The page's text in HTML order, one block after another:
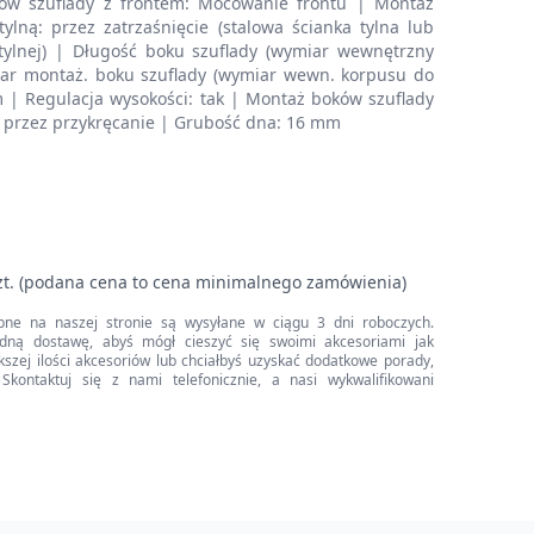
przez zatrzaśnięcie (stalowa ścianka tylna lub
| Długość boku szuflady (wymiar wewnętrzny
montaż. boku szuflady (wymiar wewn. korpusu do
| Regulacja wysokości: tak | Montaż boków szuflady
przykręcanie | Grubość dna: 16 mm
(podana cena to cena minimalnego zamówienia)
na naszej stronie są wysyłane w ciągu 3 dni roboczych.
dostawę, abyś mógł cieszyć się swoimi akcesoriami jak
ilości akcesoriów lub chciałbyś uzyskać dodatkowe porady,
się z nami telefonicznie, a nasi wykwalifikowani